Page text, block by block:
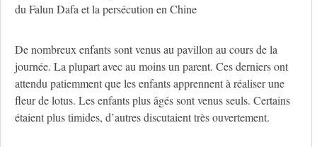
du Falun Dafa et la persécution en Chine
De nombreux enfants sont venus au pavillon au cours de la
journée. La plupart avec au moins un parent. Ces derniers ont
attendu patiemment que les enfants apprennent à réaliser une
fleur de lotus. Les enfants plus âgés sont venus seuls. Certains
étaient plus timides, d’autres discutaient très ouvertement.